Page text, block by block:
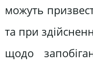
можуть
та при
щодо